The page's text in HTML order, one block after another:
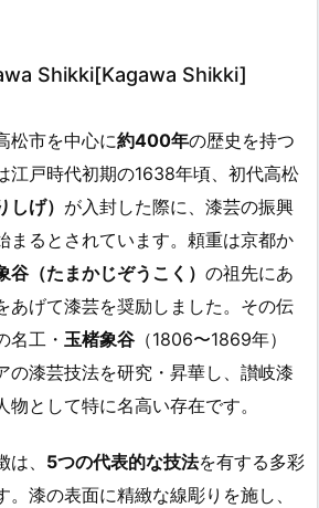
Shikki[Kagawa Shikki]
松市を中心に約400年の歴史を持つ
江戸時代初期の1638年頃、初代高松
げ） が入封した際に、漆芸の振興
まるとされています。頼重は京都か
谷（たまかじぞうこく） の祖先にあ
あげて漆芸を奨励しました。その伝
名工・ 玉楮象谷 （1806〜1869年）
の漆芸技法を研究・昇華し、讃岐漆
として特に名高い存在です。
、 5つの代表的な技法を有する多彩
漆の表面に精緻な線彫りを施し、